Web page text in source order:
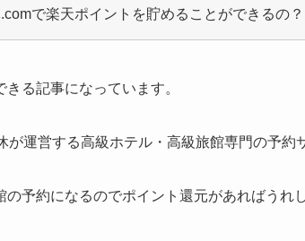
.comで楽天ポイントを貯めることができるの？
る記事になっています。
が運営する高級ホテル・高級旅館専門の予約
予約になるのでポイント還元があればうれ